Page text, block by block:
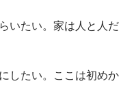
いたい。家は人と人だ
したい。ここは初めか